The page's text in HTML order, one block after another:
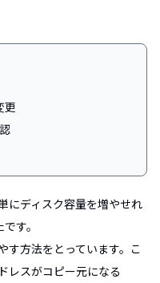
更
にディスク容量を増やせれ
す。
す方法をとっています。こ
レスがコピー元になる